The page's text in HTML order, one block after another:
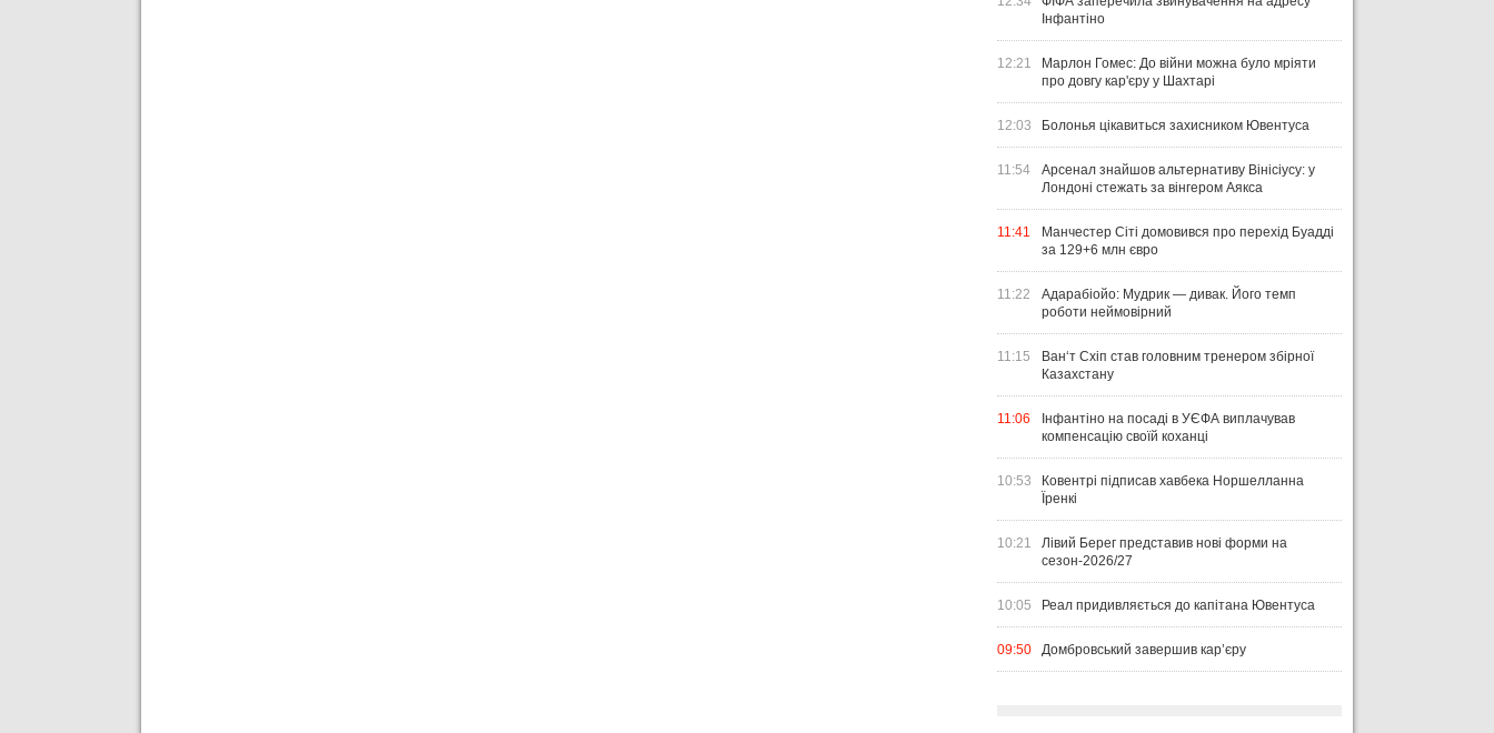
Інфантіно
12:21
Марлон Гомес: До війни можна було мріяти
про довгу кар'єру у Шахтарі
12:03 Болонья цікавиться захисником Ювентуса
11:54
Арсенал знайшов альтернативу Вінісіусу: у
Лондоні стежать за вінгером Аякса
11:41
Манчестер Сіті домовився про перехід Буадді
за 129+6 млн євро
11:22
Адарабіойо: Мудрик — дивак. Його темп
роботи неймовірний
11:15
Ван‘т Схіп став головним тренером збірної
Казахстану
11:06
Інфантіно на посаді в УЄФА виплачував
компенсацію своїй коханці
10:53
Ковентрі підписав хавбека Норшелланна
Їренкі
10:21
Лівий Берег представив нові форми на
сезон-2026/27
10:05 Реал придивляється до капітана Ювентуса
09:50 Домбровський завершив кар’єру